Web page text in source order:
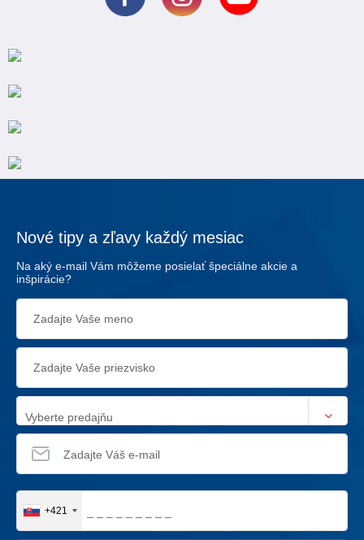
Nové tipy a zľavy každý mesiac
Na aký e-mail Vám môžeme posielať špeciálne akcie a
inšpirácie?
Vyberte predajňu
+421